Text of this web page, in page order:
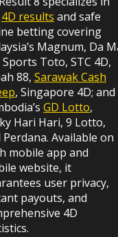
4D results and safe
betting covering
Magnum, Da
Sports Toto, STC 4D,
88, Sarawak Cash
, Singapore 4D; and
GD Lotto,
Hari Hari, 9 Lotto,
Perdana. Available on
mobile app and
website, it
user privacy,
payouts, and
4D